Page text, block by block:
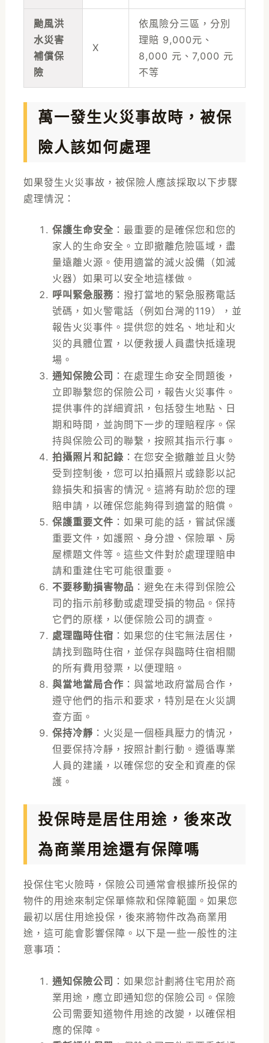
颱風洪
水災害
補償保
險
X
依風險分三區，分別
理賠 9,000元、
8,000 元、7,000 元
不等
萬一發生火災事故時，被保
險人該如何處理
如果發生火災事故，被保險人應該採取以下步驟
處理情況：
保護生命安全 ：最重要的是確保您和您的
家人的生命安全。立即撤離危險區域，盡
量遠離火源。使用適當的滅火設備（如滅
火器）如果可以安全地這樣做。
呼叫緊急服務 ：撥打當地的緊急服務電話
號碼，如火警電話（例如台灣的119），並
報告火災事件。提供您的姓名、地址和火
災的具體位置，以便救援人員盡快抵達現
場。
通知保險公司 ：在處理生命安全問題後，
立即聯繫您的保險公司，報告火災事件。
提供事件的詳細資訊，包括發生地點、日
期和時間，並詢問下一步的理賠程序。保
持與保險公司的聯繫，按照其指示行事。
拍攝照片和記錄 ：在您安全撤離並且火勢
受到控制後，您可以拍攝照片或錄影以記
錄損失和損害的情況。這將有助於您的理
賠申請，以確保您能夠得到適當的賠償。
保護重要文件 ：如果可能的話，嘗試保護
重要文件，如護照、身分證、保險單、房
屋標題文件等。這些文件對於處理理賠申
請和重建住宅可能很重要。
不要移動損害物品 ：避免在未得到保險公
司的指示前移動或處理受損的物品。保持
它們的原樣，以便保險公司的調查。
處理臨時住宿 ：如果您的住宅無法居住，
請找到臨時住宿，並保存與臨時住宿相關
的所有費用發票，以便理賠。
與當地當局合作 ：與當地政府當局合作，
遵守他們的指示和要求，特別是在火災調
查方面。
保持冷靜 ：火災是一個極具壓力的情況，
但要保持冷靜，按照計劃行動。遵循專業
人員的建議，以確保您的安全和資產的保
護。
投保時是居住用途，後來改
為商業用途還有保障嗎
投保住宅火險時，保險公司通常會根據所投保的
物件的用途來制定保單條款和保障範圍。如果您
最初以居住用途投保，後來將物件改為商業用
途，這可能會影響保障。以下是一些一般性的注
意事項：
通知保險公司 ：如果您計劃將住宅用於商
業用途，應立即通知您的保險公司。保險
公司需要知道物件用途的改變，以確保相
應的保障。